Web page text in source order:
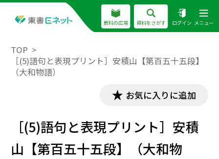
教科の広場 資料をさがす ログイン メニュー
TOP
［(5)語句と表現プリント］安積山【第百五十五段】
（大和物語）
お気に入りに追加
［(5)語句と表現プリント］安積
山【第百五十五段】（大和物